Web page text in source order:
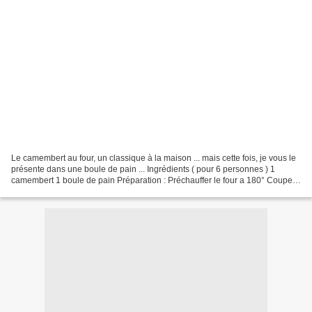
Le camembert au four, un classique à la maison ... mais cette fois, je vous le
présente dans une boule de pain ... Ingrédients ( pour 6 personnes ) 1
camembert 1 boule de pain Préparation : Préchauffer le four a 180° Couper